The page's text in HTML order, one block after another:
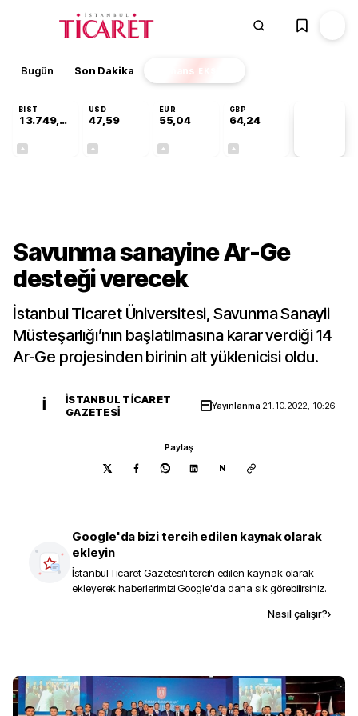
Bugün Son Dakika Finans EKSTRA
BIST
13.749,18
USD
47,59
EUR
55,04
GBP
64,24
Savunma sanayine Ar-Ge
desteği verecek
İstanbul Ticaret Üniversitesi, Savunma Sanayii
Müsteşarlığı’nın başlatılmasına karar verdiği 14
Ar-Ge projesinden birinin alt yüklenicisi oldu.
İ
İSTANBUL TICARET
GAZETESI
Yayınlanma 21.10.2022, 10:26
Paylaş
N
Google'da bizi tercih edilen kaynak olarak
ekleyin
İstanbul Ticaret Gazetesi'i tercih edilen kaynak olarak
ekleyerek haberlerimizi Google'da daha sık görebilirsiniz.
Nasıl çalışır?›